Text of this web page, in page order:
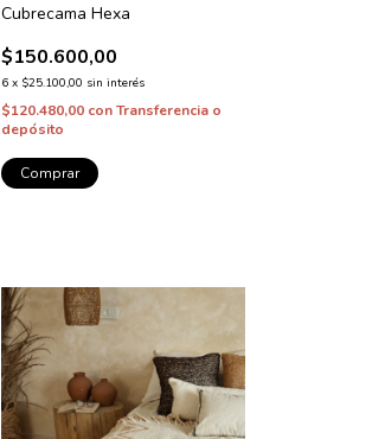
Cubrecama Hexa
$150.600,00
6 x $25.100,00 sin interés
$120.480,00 con Transferencia o
depósito
Comprar